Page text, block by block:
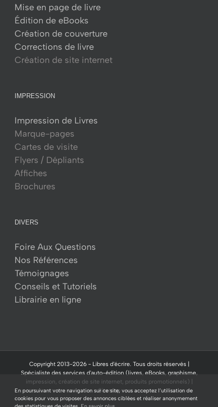
Mise en page de livre
Édition de eBooks
Création de couverture
Corrections de livre
Création de site internet
IMPRESSION
Impression de Livres
Marque-pages
Cartes de visite
Flyers / Dépliants
Affiches
Brochures
DIVERS
Foire Aux Questions
Nos Références
Témoignages
Conseils et Tutoriels
Librairie en ligne
Copyright 2013-2026 - Libres d'écrire. Tous droits réservés |
Spécialiste des services d'auto-édition (livres, eBooks, graphisme,
impression, création de site internet, produits promotionnels) |
Sitemap
En poursuivant votre navigation sur ce site, vous acceptez l’utilisation de
cookies pour vous proposer des annonces ciblées et réaliser anonymement